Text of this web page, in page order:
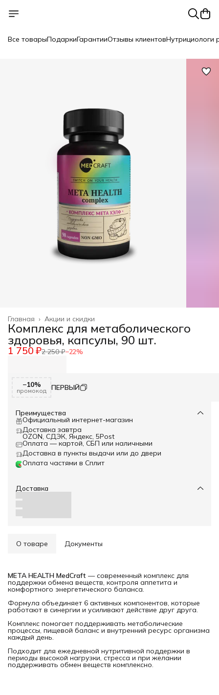
Все товарыПодаркиГарантииОтзывы клиентовНутрициологи
Акции и скидки
Главная ›
Комплекс для метаболического
здоровья, капсулы, 90 шт.
1 750 ₽2 250 ₽−22%
−10%
промокод ПЕРВЫЙ
Преимущества
Официальный интернет-магазин
Доставка завтра
OZON, СДЭК, Яндекс, 5Post
Оплата — картой, СБП или наличными
Доставка в пункты выдачи или до двери
Оплата частями в Сплит
Доставка
О товаре Документы
META HEALTH MedCraft — современный комплекс для
поддержки обмена веществ, контроля аппетита и
комфортного энергетического баланса.
Формула объединяет 6 активных компонентов, которые
работают в синергии и усиливают действие друг друга.
Комплекс помогает поддерживать метаболические
процессы, пищевой баланс и внутренний ресурс организма
каждый день.
Подходит для ежедневной нутритивной поддержки в
периоды высокой нагрузки, стресса и при желании
поддерживать обмен веществ комплексно.